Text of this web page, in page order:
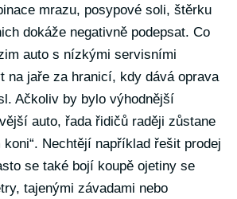
mrazu, posypové soli, štěrku
dokáže negativně podepsat. Co
auto s nízkými servisními
na jaře za hranicí, kdy dává oprava
Ačkoliv by bylo výhodnější
auto, řada řidičů raději zůstane
koni“. Nechtějí například řešit prodej
se také bojí koupě ojetiny se
tajenými závadami nebo